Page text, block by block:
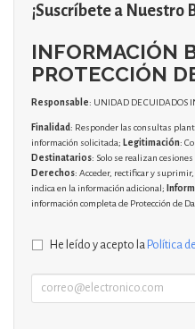
¡Suscríbete a Nuestro
INFORMACIÓN
PROTECCIÓN
Responsable: UNIDAD DE CUIDADOS
Finalidad: Responder las consultas
información solicitada; Legitimación:
Destinatarios: Solo se realizan
Derechos: Acceder, rectificar y suprimir,
indica en la información adicional;
información completa de Protección de
He leído y acepto la Política